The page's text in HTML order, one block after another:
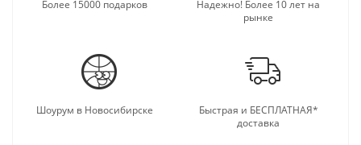
Более 15000 подарков
Надежно! Более 10 лет на
рынке
Шоурум в Новосибирске
Быстрая и БЕСПЛАТНАЯ*
доставка